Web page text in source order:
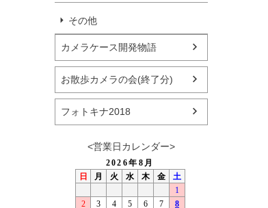
その他
カメラケース開発物語
お散歩カメラの会(終了分)
フォトキナ2018
<営業日カレンダー>